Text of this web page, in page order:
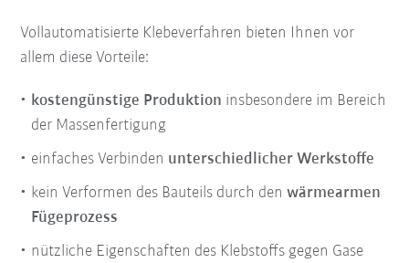
Vollautomatisierte Klebeverfahren bieten Ihnen vor
allem diese Vorteile:
kostengünstige Produktion insbesondere im Bereich
der Massenfertigung
einfaches Verbinden unterschiedlicher Werkstoffe
kein Verformen des Bauteils durch denwärmearmen
Fügeprozess
nützliche Eigenschaften des Klebstoffs gegen Gase